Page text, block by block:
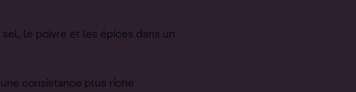
le poivre et les épices dans un
consistance plus riche